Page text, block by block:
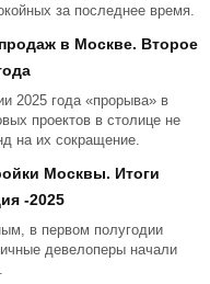
за последнее время.
в Москве. Второе
2025 года «прорыва» в
проектов в столице не
на их сокращение.
Москвы. Итоги
-2025
в первом полугодии
девелоперы начали